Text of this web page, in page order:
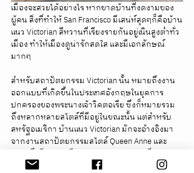
เมืองจะสวยได้อย่างไร หากขาดบ้านที่งดงามของ
ผู้คน สิ่งที่ทำให้ San Francisco มีเสน่ห์สุดๆก็คือบ้าน
แนว Victorian สีหวานที่เรียงรายกันอยู่เนินสูงต่ำทั่ว
เมือง ทำให้เมืองดูน่ารักสดใส และมีเอกลักษณ์
มากๆ
สำหรับสถาปัตยกรรม Victorian นั้น หมายถึงงาน
ออกแบบที่เกิดขึ้นในประเทศอังกฤษในยุคการ
ปกครองของพระนางเจ้าวิคตอเรีย ซึ่งก็หมายรวม
ถึงหลากหลายสไตล์ที่มีอยู่ในขณะนั้น แต่สำหรับ
สหรัฐอเมริกา บ้านแนว Victorian มักจะอ้างอิงมา
จากงานสถาปัตยกรรมสไตล์ Queen Anne และ
Stick ซึ่งมีรายละเอียดตกแต่งและรูปทรงที่แปลกตา
ราวกับหลุดออกมาจากนิทานปรัมปรา